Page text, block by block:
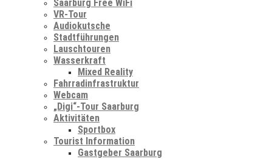
Saarburg Free WiFi
VR-Tour
Audiokutsche
Stadtführungen
Lauschtouren
Wasserkraft
Mixed Reality
Fahrradinfrastruktur
Webcam
„Digi“-Tour Saarburg
Aktivitäten
Sportbox
Tourist Information
Gastgeber Saarburg